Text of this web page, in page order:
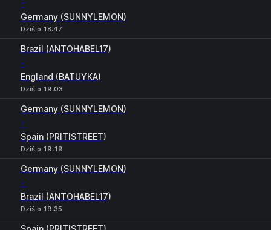
-
Germany (SUNNYLEMON)
Dziś o 18:47
Brazil (ANTOHABEL17)
-
England (BATUYKA)
Dziś o 19:03
Germany (SUNNYLEMON)
-
Spain (PRITISTREET)
Dziś o 19:19
Germany (SUNNYLEMON)
-
Brazil (ANTOHABEL17)
Dziś o 19:35